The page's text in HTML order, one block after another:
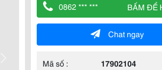
0862 *** *** BẤM ĐỂ
Chat ngay
Mã số :
17902104